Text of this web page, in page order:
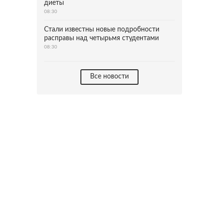
диеты
08:30
Стали известны новые подробности
расправы над четырьмя студентами
08:30
Все новости